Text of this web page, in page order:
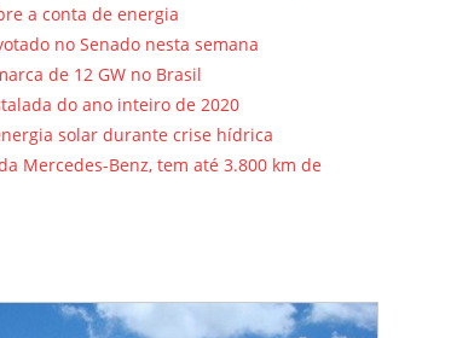
a conta de energia
no Senado nesta semana
de 12 GW no Brasil
do ano inteiro de 2020
solar durante crise hídrica
Mercedes-Benz, tem até 3.800 km de